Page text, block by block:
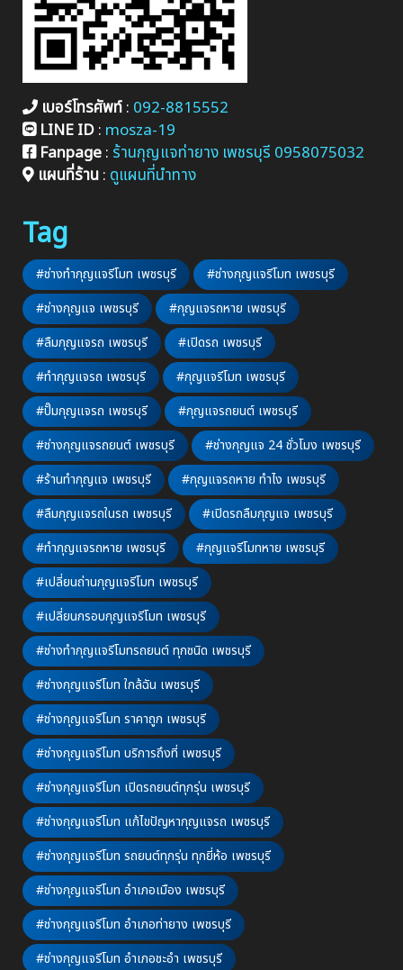
เบอร์โทรศัพท์: 092-8815552
LINE ID: mosza-19
Fanpage: ร้านกุญแจท่ายาง เพชรบุรี 0958075032
แผนที่ร้าน: ดูแผนที่นำทาง
Tag
#ช่างทำกุญแจรีโมท เพชรบุรี
#ช่างกุญแจรีโมท เพชรบุรี
#ช่างกุญแจ เพชรบุรี
#กุญแจรถหาย เพชรบุรี
#ลืมกุญแจรถ เพชรบุรี
#เปิดรถ เพชรบุรี
#ทำกุญแจรถ เพชรบุรี
#กุญแจรีโมท เพชรบุรี
#ปั๊มกุญแจรถ เพชรบุรี
#กุญแจรถยนต์ เพชรบุรี
#ช่างกุญแจรถยนต์ เพชรบุรี
#ช่างกุญแจ 24 ชั่วโมง เพชรบุรี
#ร้านทำกุญแจ เพชรบุรี
#กุญแจรถหาย ทำไง เพชรบุรี
#ลืมกุญแจรถในรถ เพชรบุรี
#เปิดรถลืมกุญแจ เพชรบุรี
#ทำกุญแจรถหาย เพชรบุรี
#กุญแจรีโมทหาย เพชรบุรี
#เปลี่ยนถ่านกุญแจรีโมท เพชรบุรี
#เปลี่ยนกรอบกุญแจรีโมท เพชรบุรี
#ช่างทำกุญแจรีโมทรถยนต์ ทุกชนิด เพชรบุรี
#ช่างกุญแจรีโมท ใกล้ฉัน เพชรบุรี
#ช่างกุญแจรีโมท ราคาถูก เพชรบุรี
#ช่างกุญแจรีโมท บริการถึงที่ เพชรบุรี
#ช่างกุญแจรีโมท เปิดรถยนต์ทุกรุ่น เพชรบุรี
#ช่างกุญแจรีโมท แก้ไขปัญหากุญแจรถ เพชรบุรี
#ช่างกุญแจรีโมท รถยนต์ทุกรุ่น ทุกยี่ห้อ เพชรบุรี
#ช่างกุญแจรีโมท อำเภอเมือง เพชรบุรี
#ช่างกุญแจรีโมท อำเภอท่ายาง เพชรบุรี
#ช่างกุญแจรีโมท อำเภอชะอำ เพชรบุรี